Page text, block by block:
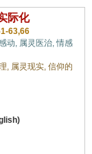
际化
63,66
动, 属灵医治,情感
, 属灵现实, 信仰的